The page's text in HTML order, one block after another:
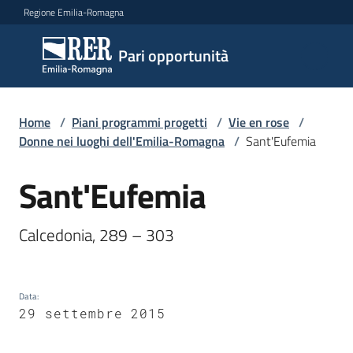
Vai al contenuto
Vai alla navigazione
Vai al footer
Regione Emilia-Romagna
Pari opportunità
Pari
opportunità
Argomenti
Novità
Leggi
Home / Piani programmi progetti / Vie en rose /
Donne nei luoghi dell'Emilia-Romagna / Sant'Eufemia
Salta al contenuto
Sant'Eufemia
Calcedonia, 289 – 303
Data:
29 settembre 2015